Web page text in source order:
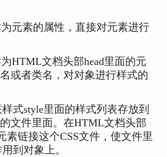
元素的属性，直接对元素进行
HTML文档头部head里面的元
或者类名，对对象进行样式的
式style里面的样式列表存放到
文件里面。在HTML文档头部
素链接这个CSS文件，使文件里
到对象上。